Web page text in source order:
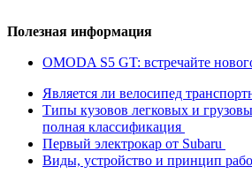
Полезная информация
OMODA S5 GT: встречайте
Является ли велосипед
Типы кузовов легковых и
полная классификация
Первый электрокар от Subaru
Виды, устройство и принцип